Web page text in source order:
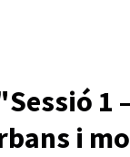
1
i